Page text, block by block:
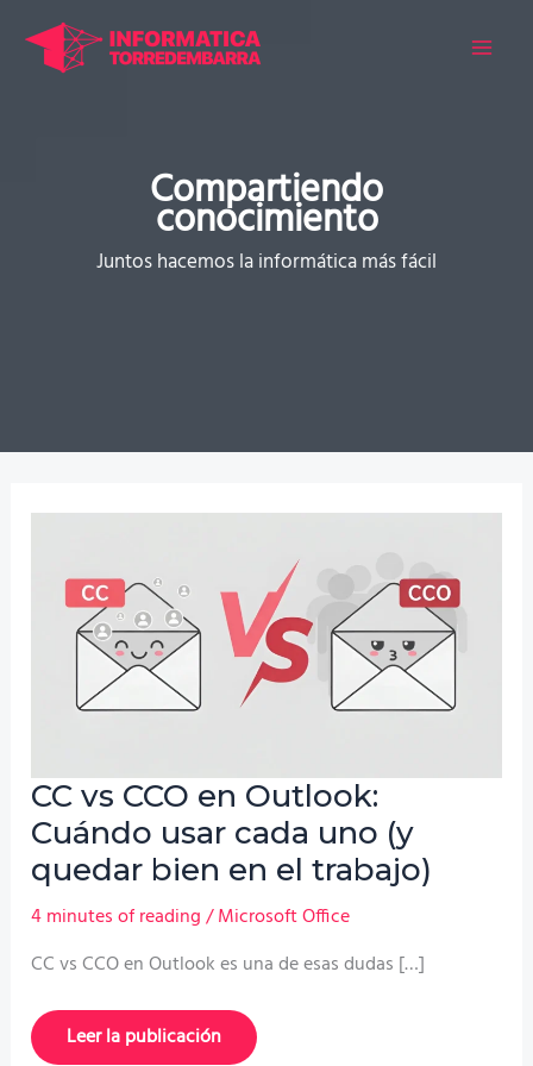
contenido
Compartiendo
conocimiento
Juntos hacemos la informática más fácil
CC vs CCO en Outlook:
Cuándo usar cada uno (y
quedar bien en el trabajo)
4 minutes of reading/Microsoft Office
CC vs CCO en Outlook es una de esas dudas […]
CC
Leer la publicación